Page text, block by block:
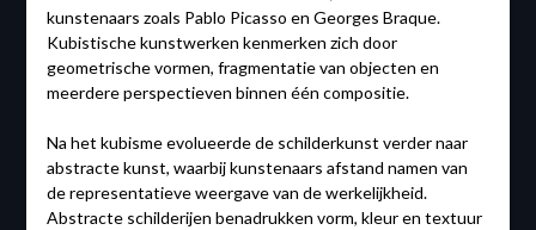
kunstenaars zoals Pablo Picasso en Georges Braque.
Kubistische kunstwerken kenmerken zich door
geometrische vormen, fragmentatie van objecten en
meerdere perspectieven binnen één compositie.
Na het kubisme evolueerde de schilderkunst verder naar
abstracte kunst, waarbij kunstenaars afstand namen van
de representatieve weergave van de werkelijkheid.
Abstracte schilderijen benadrukken vorm, kleur en textuur